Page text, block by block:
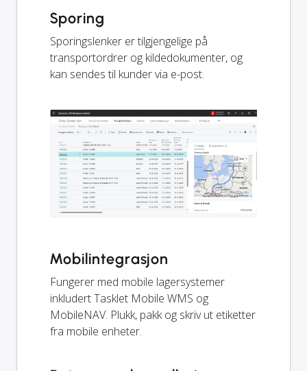
Sporing
Sporingslenker er tilgjengelige på
transportordrer og kildedokumenter, og
kan sendes til kunder via e-post.
Mobilintegrasjon
Fungerer med mobile lagersystemer
inkludert Tasklet Mobile WMS og
MobileNAV. Plukk, pakk og skriv ut etiketter
fra mobile enheter.